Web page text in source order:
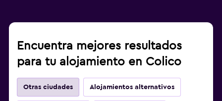
Encuentra mejores resultados
para tu alojamiento en Colico
Otras ciudades Alojamientos alternativos